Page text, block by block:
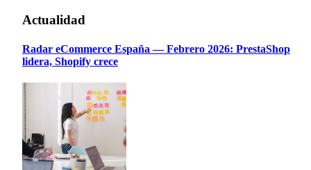
Actualidad
Radar eCommerce España — Febrero 2026: PrestaShop
lidera, Shopify crece